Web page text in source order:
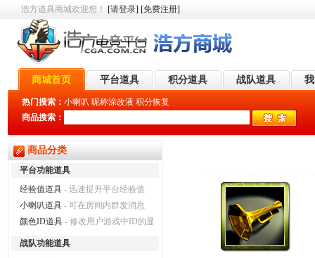
浩方道具商城欢迎您！ [请登录] [免费注册]
商城首页 平台道具 积分道具 战队道具
热门搜索： 小喇叭 昵称涂改液 积分恢复
商品搜索：
商品分类
平台功能道具
经验值道具 - 迅速提升平台经验值
小喇叭道具 - 可在房间内群发消息
颜色ID道具 - 修改用户游戏中ID的显示颜色
战队功能道具